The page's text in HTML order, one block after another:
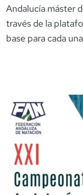
Andalucía máster
través de la
base para cada